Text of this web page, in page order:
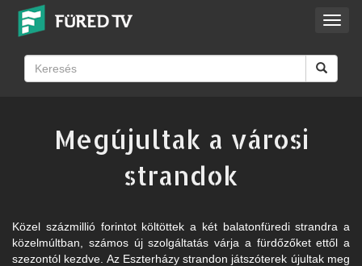
Megújultak a városi
strandok
Közel százmillió forintot költöttek a két balatonfüredi strandra a
közelmúltban, számos új szolgáltatás várja a fürdőzőket ettől a
szezontól kezdve. Az Eszterházy strandon játszóterek újultak meg